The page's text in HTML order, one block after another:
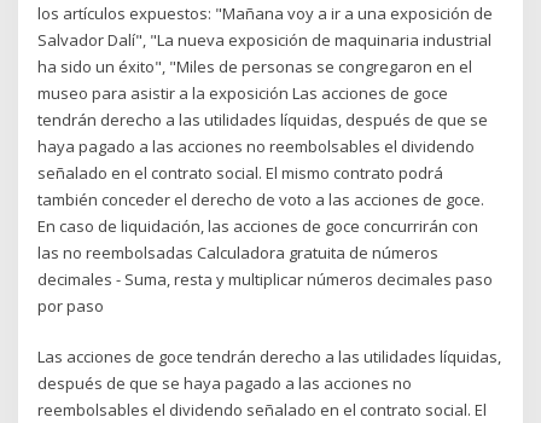
los artículos expuestos: "Mañana voy a ir a una exposición de
Salvador Dalí", "La nueva exposición de maquinaria industrial
ha sido un éxito", "Miles de personas se congregaron en el
museo para asistir a la exposición Las acciones de goce
tendrán derecho a las utilidades líquidas, después de que se
haya pagado a las acciones no reembolsables el dividendo
señalado en el contrato social. El mismo contrato podrá
también conceder el derecho de voto a las acciones de goce.
En caso de liquidación, las acciones de goce concurrirán con
las no reembolsadas Calculadora gratuita de números
decimales - Suma, resta y multiplicar números decimales paso
por paso
Las acciones de goce tendrán derecho a las utilidades líquidas,
después de que se haya pagado a las acciones no
reembolsables el dividendo señalado en el contrato social. El